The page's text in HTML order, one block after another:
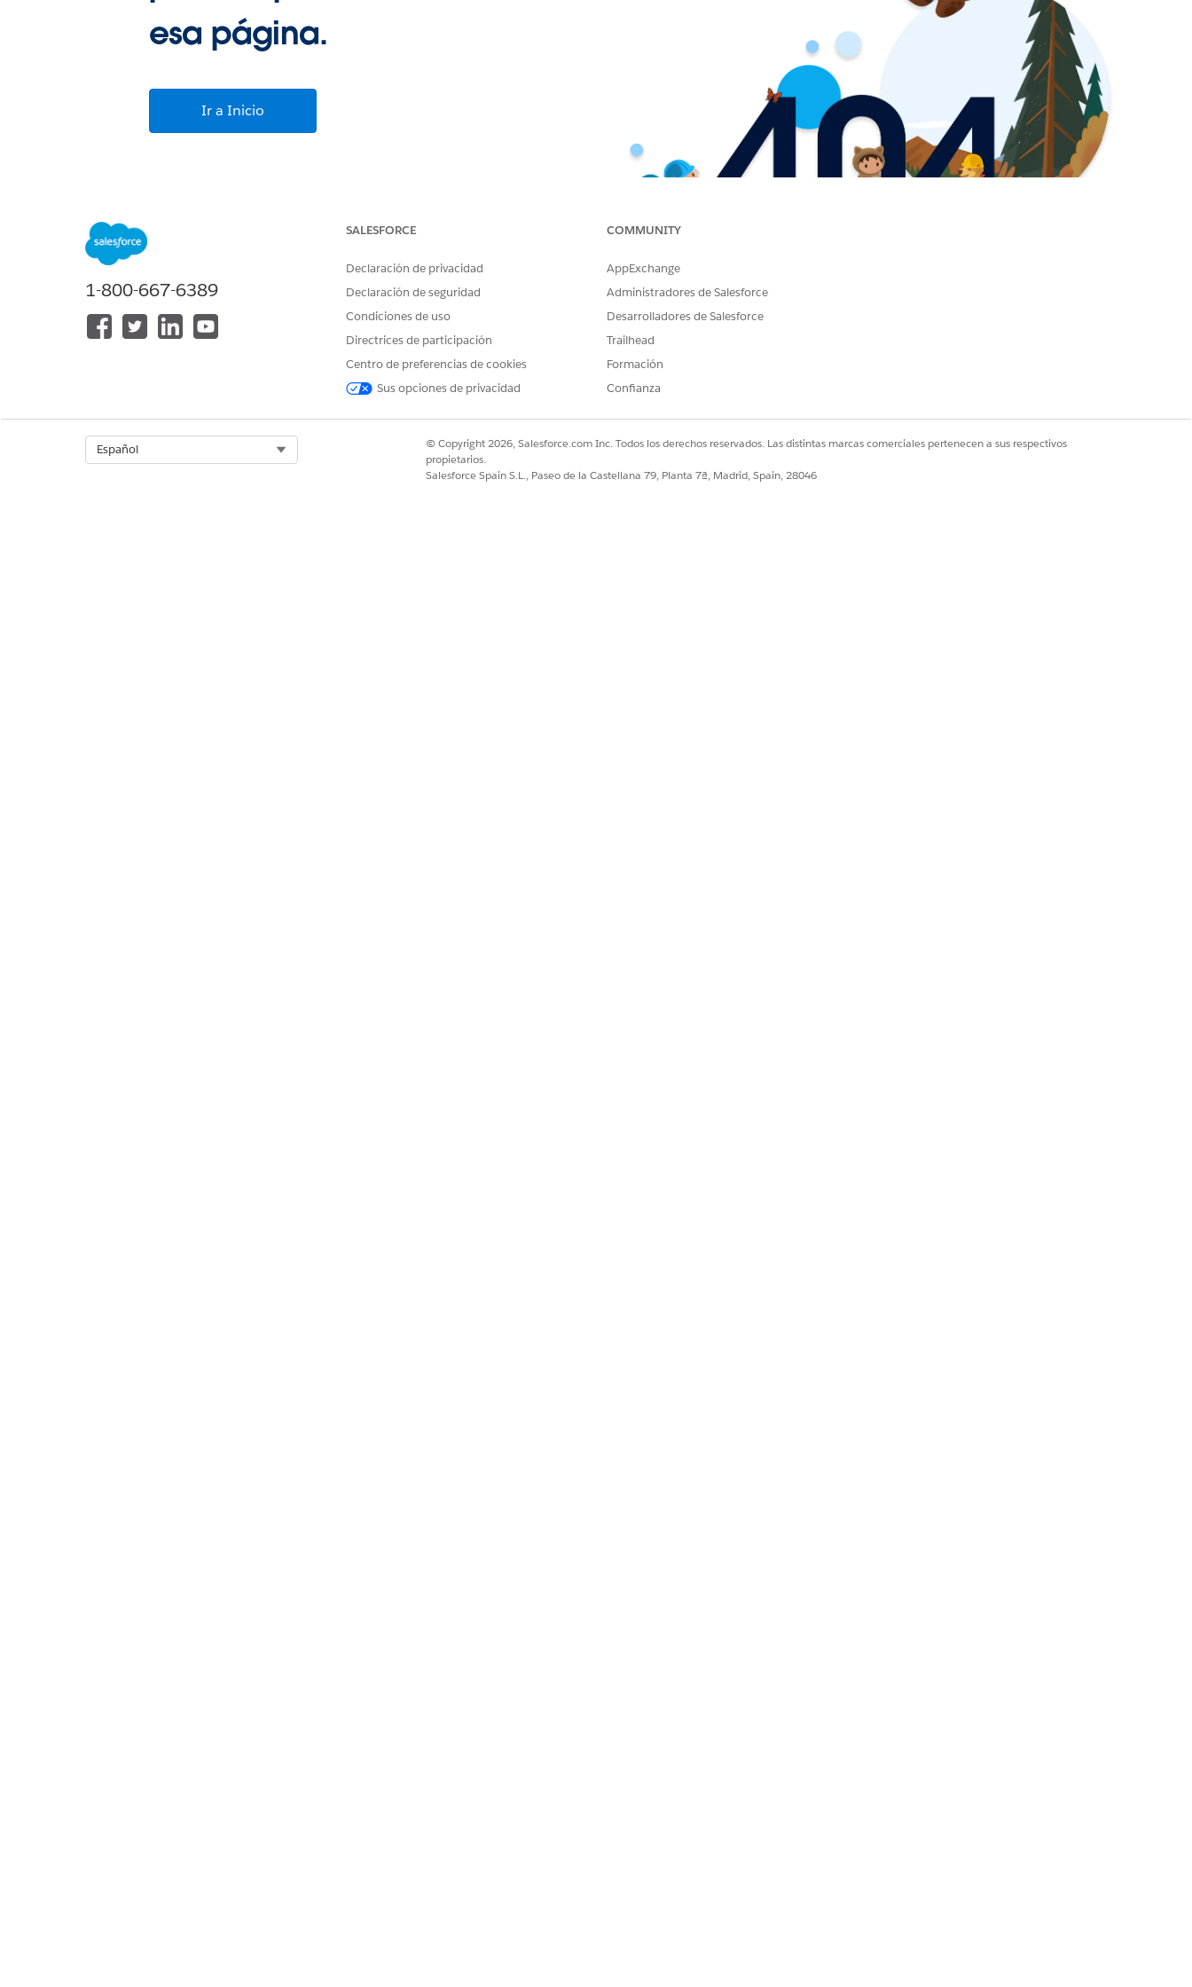
esa página.
Ir a Inicio
1-800-667-6389
SALESFORCE
Declaración de privacidad
Declaración de seguridad
Condiciones de uso
Directrices de participación
Centro de preferencias de cookies
Sus opciones de privacidad
COMMUNITY
AppExchange
Administradores de Salesforce
Desarrolladores de Salesforce
Trailhead
Formación
Confianza
Español
© Copyright 2026, Salesforce.com Inc. Todos los derechos reservados. Las distintas marcas comerciales pertenecen a sus respectivos
propietarios.
Salesforce Spain S.L., Paseo de la Castellana 79, Planta 7ª, Madrid, Spain, 28046